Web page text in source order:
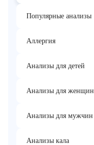
Популярные анализы
Аллергия
Анализы для детей
Анализы для женщин
Анализы для мужчин
Анализы кала